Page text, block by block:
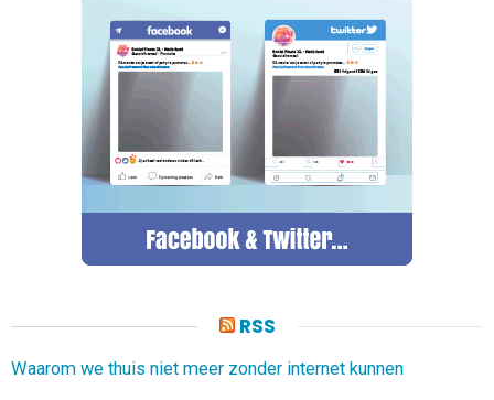
RSS
Waarom we thuis niet meer zonder internet kunnen